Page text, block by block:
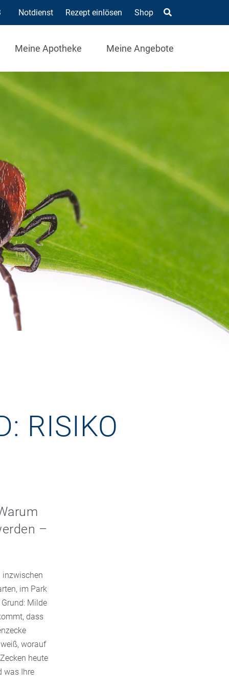
Notdienst Rezept einlösen Shop
Meine Apotheke Meine Angebote
RISIKO
–
inzwischen
im Park
Milde
dass
worauf
heute
was Ihre